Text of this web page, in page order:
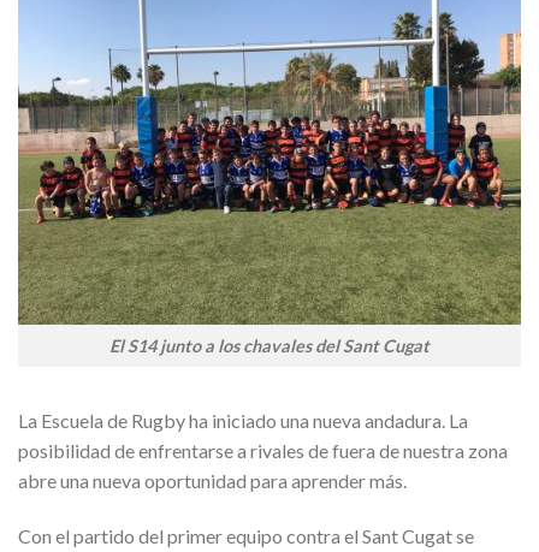
El S14 junto a los chavales del Sant Cugat
La Escuela de Rugby ha iniciado una nueva andadura. La
posibilidad de enfrentarse a rivales de fuera de nuestra zona
abre una nueva oportunidad para aprender más.
Con el partido del primer equipo contra el Sant Cugat se